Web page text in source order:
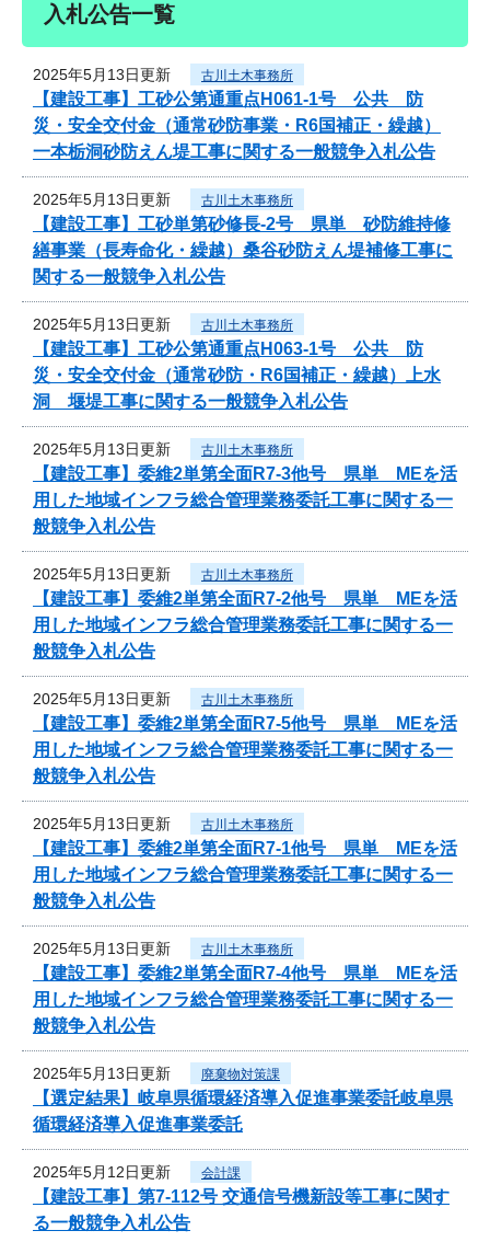
入札公告一覧
2025年5月13日更新 古川土木事務所
【建設工事】工砂公第通重点H061-1号 公共 防
災・安全交付金（通常砂防事業・R6国補正・繰越）
一本栃洞砂防えん堤工事に関する一般競争入札公告
2025年5月13日更新 古川土木事務所
【建設工事】工砂単第砂修長‐2号 県単 砂防維持修
繕事業（長寿命化・繰越）桑谷砂防えん堤補修工事に
関する一般競争入札公告
2025年5月13日更新 古川土木事務所
【建設工事】工砂公第通重点H063-1号 公共 防
災・安全交付金（通常砂防・R6国補正・繰越）上水
洞 堰堤工事に関する一般競争入札公告
2025年5月13日更新 古川土木事務所
【建設工事】委維2単第全面R7-3他号 県単 MEを活
用した地域インフラ総合管理業務委託工事に関する一
般競争入札公告
2025年5月13日更新 古川土木事務所
【建設工事】委維2単第全面R7-2他号 県単 MEを活
用した地域インフラ総合管理業務委託工事に関する一
般競争入札公告
2025年5月13日更新 古川土木事務所
【建設工事】委維2単第全面R7-5他号 県単 MEを活
用した地域インフラ総合管理業務委託工事に関する一
般競争入札公告
2025年5月13日更新 古川土木事務所
【建設工事】委維2単第全面R7-1他号 県単 MEを活
用した地域インフラ総合管理業務委託工事に関する一
般競争入札公告
2025年5月13日更新 古川土木事務所
【建設工事】委維2単第全面R7-4他号 県単 MEを活
用した地域インフラ総合管理業務委託工事に関する一
般競争入札公告
2025年5月13日更新 廃棄物対策課
【選定結果】岐阜県循環経済導入促進事業委託岐阜県
循環経済導入促進事業委託
2025年5月12日更新 会計課
【建設工事】第7-112号 交通信号機新設等工事に関す
る一般競争入札公告